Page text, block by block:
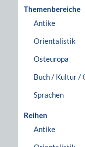
Themenbereiche
Antike
Orientalistik
Osteuropa
Buch / Kultur /
Sprachen
Reihen
Antike